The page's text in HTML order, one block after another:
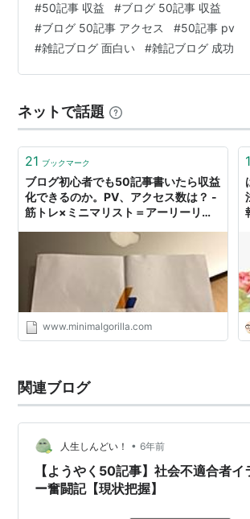
た方がいいこと』について紹介したいと思
#50記事 収益 #ブログ 50記事 収益
#ブログ 50記事 アクセス #50記事 pv
#雑記ブログ 面白い #雑記ブログ 成功
ネットで話題
21 ブックマーク
ブログ初心者でも50記事書いたら収益
化できるのか。PV、アクセス数は？ -
筋トレ×ミニマリスト＝アーリーリタ
www.minimalgorilla.com
関連ブログ
人生しんどい！ • 6年前
【ようやく50記事】社会不適合者イ
ー奮闘記【現状把握】